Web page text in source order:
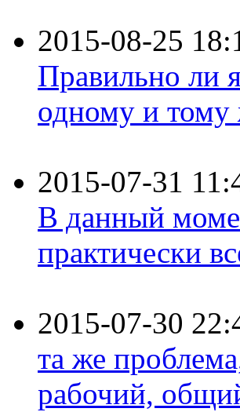
2015-08-25
Правильно ли
одному и тому
2015-07-31
В данный
практически
2015-07-30
та же
рабочий,